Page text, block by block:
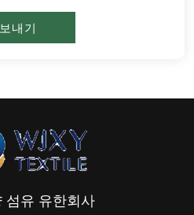
섬유 유한회사